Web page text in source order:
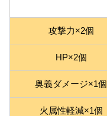
攻撃力×2個
HP×2個
奥義ダメージ×1個
火属性軽減×1個